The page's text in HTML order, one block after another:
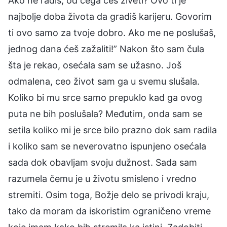
najbolje doba života da gradiš karijeru. Govorim
ti ovo samo za tvoje dobro. Ako me ne poslušaš,
jednog dana ćeš zažaliti!” Nakon što sam čula
šta je rekao, osećala sam se užasno. Još
odmalena, ceo život sam ga u svemu slušala.
Koliko bi mu srce samo prepuklo kad ga ovog
puta ne bih poslušala? Međutim, onda sam se
setila koliko mi je srce bilo prazno dok sam radila
i koliko sam se neverovatno ispunjeno osećala
sada dok obavljam svoju dužnost. Sada sam
razumela čemu je u životu smisleno i vredno
stremiti. Osim toga, Božje delo se privodi kraju,
tako da moram da iskoristim ograničeno vreme